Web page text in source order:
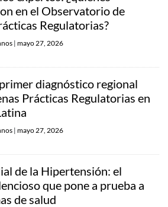
en el Observatorio de
Regulatorias?
| mayo 27, 2026
diagnóstico regional
Prácticas Regulatorias en
| mayo 27, 2026
de la Hipertensión: el
que pone a prueba a
de salud